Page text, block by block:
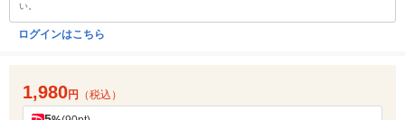
い。
ログインはこちら
1,980円 （税込）